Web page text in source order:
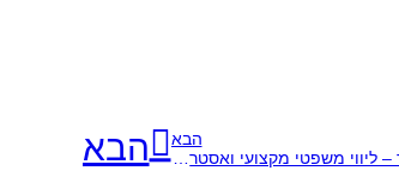
הבא
ייצוג בהארכת מעצר – ליווי משפטי מקצועי ואסטרטגי
הבא